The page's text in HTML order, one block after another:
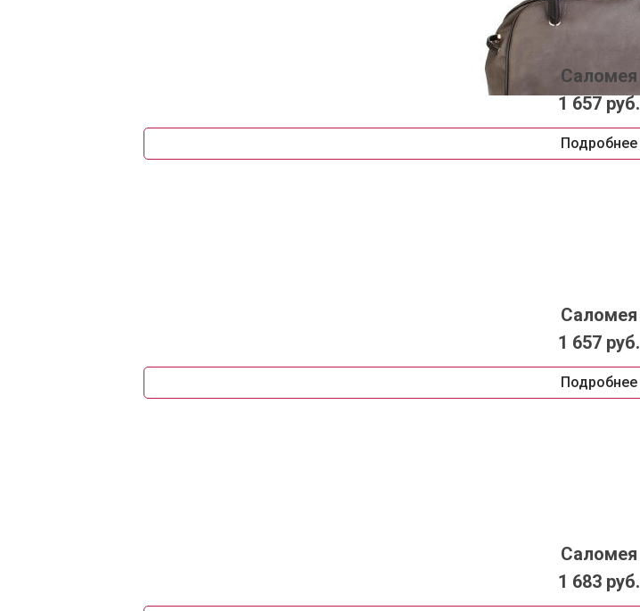
Саломея
1 657 руб.
Подробнее
Саломея
1 657 руб.
Подробнее
Саломея
1 683 руб.